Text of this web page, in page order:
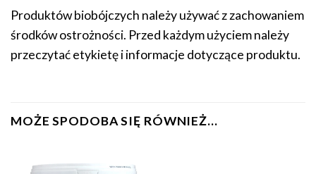
Produktów biobójczych należy używać z zachowaniem
środków ostrożności. Przed każdym użyciem należy
przeczytać etykietę i informacje dotyczące produktu.
MOŻE SPODOBA SIĘ RÓWNIEŻ…